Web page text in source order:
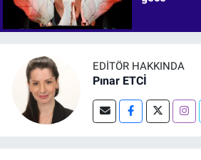
EDITÖR HAKKINDA
Pınar ETCİ